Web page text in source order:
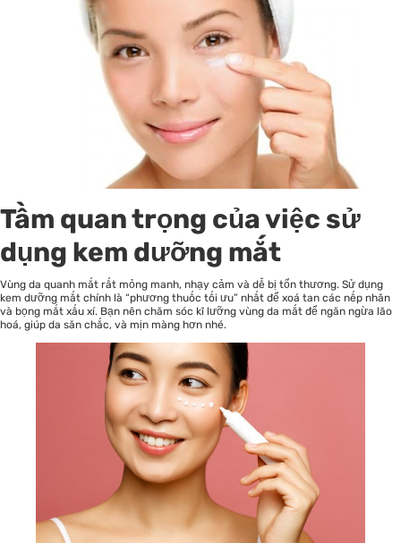
Tầm quan trọng của việc sử
dụng kem dưỡng mắt
Vùng da quanh mắt rất mỏng manh, nhạy cảm và dễ bị tổn thương. Sử dụng
kem dưỡng mắt chính là “phương thuốc tối ưu” nhất để xoá tan các nếp nhăn
và bọng mắt xấu xí. Bạn nên chăm sóc kĩ lưỡng vùng da mắt để ngăn ngừa lão
hoá, giúp da săn chắc, và mịn màng hơn nhé.